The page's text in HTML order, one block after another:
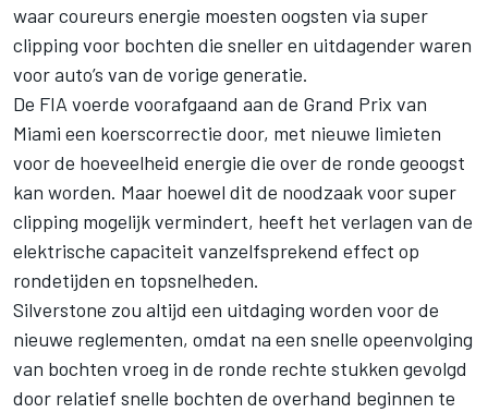
waar coureurs energie moesten oogsten via super
clipping voor bochten die sneller en uitdagender waren
voor auto’s van de vorige generatie.
De FIA voerde voorafgaand aan de Grand Prix van
Miami een koerscorrectie door, met nieuwe limieten
voor de hoeveelheid energie die over de ronde geoogst
kan worden. Maar hoewel dit de noodzaak voor super
clipping mogelijk vermindert, heeft het verlagen van de
elektrische capaciteit vanzelfsprekend effect op
rondetijden en topsnelheden.
Silverstone zou altijd een uitdaging worden voor de
nieuwe reglementen, omdat na een snelle opeenvolging
van bochten vroeg in de ronde rechte stukken gevolgd
door relatief snelle bochten de overhand beginnen te